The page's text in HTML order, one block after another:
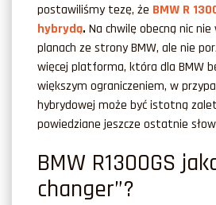
postawiliśmy tezę, że BMW R
hybrydą. Na chwilę obecną nic
planach ze strony BMW, ale nie
więcej platforma, która dla BMW
większym ograniczeniem, w
hybrydowej może być istotną
powiedziane jeszcze ostatnie
BMW R1300GS
changer”?